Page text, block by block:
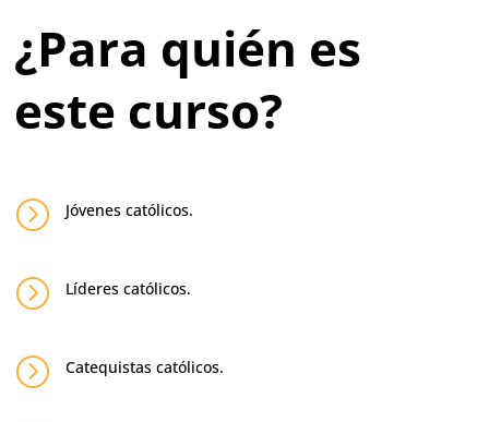
¿Para quién es
este curso?
= Jóvenes católicos.
= Líderes católicos.
= Catequistas católicos.